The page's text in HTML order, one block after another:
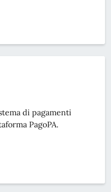
di pagamenti
PagoPA.